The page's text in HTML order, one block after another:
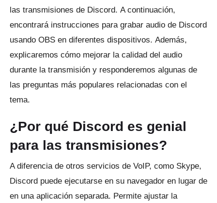
las transmisiones de Discord. A continuación,
encontrará instrucciones para grabar audio de Discord
usando OBS en diferentes dispositivos. Además,
explicaremos cómo mejorar la calidad del audio
durante la transmisión y responderemos algunas de
las preguntas más populares relacionadas con el
tema.
¿Por qué Discord es genial
para las transmisiones?
A diferencia de otros servicios de VoIP, como Skype,
Discord puede ejecutarse en su navegador en lugar de
en una aplicación separada. Permite ajustar la